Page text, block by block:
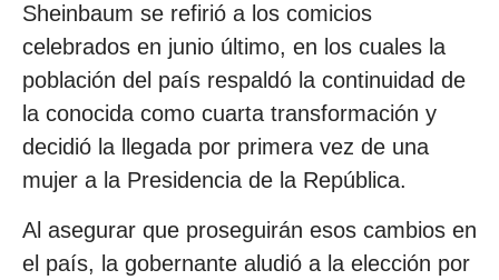
Sheinbaum se refirió a los comicios
celebrados en junio último, en los cuales la
población del país respaldó la continuidad de
la conocida como cuarta transformación y
decidió la llegada por primera vez de una
mujer a la Presidencia de la República.
Al asegurar que proseguirán esos cambios en
el país, la gobernante aludió a la elección por